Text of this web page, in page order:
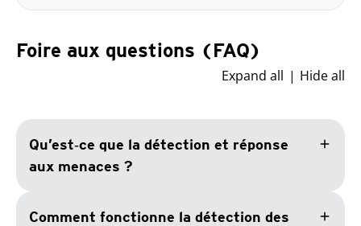
Foire aux questions (FAQ)
Expand all Hide all
Qu’est‑ce que la détection et réponse
aux menaces ?
add
Comment fonctionne la détection des
add